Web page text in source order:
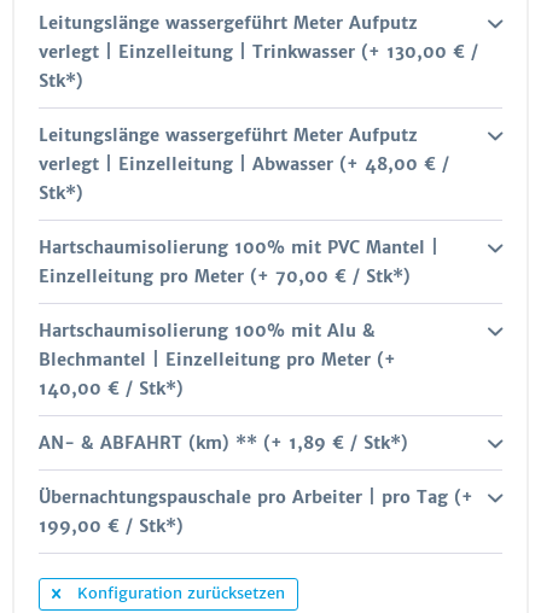
Leitungslänge wassergeführt Meter Aufputz
verlegt | Einzelleitung | Trinkwasser (+ 130,00 € /
Stk*)
Leitungslänge wassergeführt Meter Aufputz
verlegt | Einzelleitung | Abwasser (+ 48,00 € /
Stk*)
Hartschaumisolierung 100% mit PVC Mantel |
Einzelleitung pro Meter (+ 70,00 € / Stk*)
Hartschaumisolierung 100% mit Alu &
Blechmantel | Einzelleitung pro Meter (+
140,00 € / Stk*)
AN- & ABFAHRT (km) ** (+ 1,89 € / Stk*)
Übernachtungspauschale pro Arbeiter | pro Tag (+
199,00 € / Stk*)
Konfiguration zurücksetzen